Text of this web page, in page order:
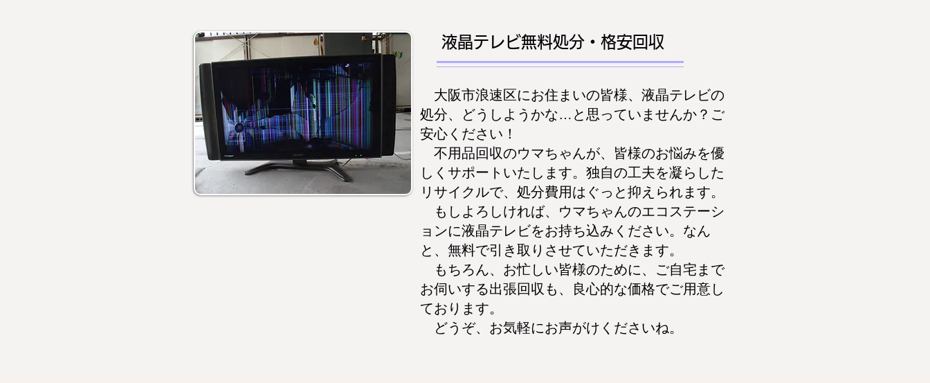
液晶テレビ無料処分・格安回収
大阪市浪速区にお住まいの皆様、液晶テレビの
処分、どうしようかな…と思っていませんか？ご
安心ください！
不用品回収のウマちゃんが、皆様のお悩みを優
しくサポートいたします。独自の工夫を凝らした
リサイクルで、処分費用はぐっと抑えられます。
もしよろしければ、ウマちゃんのエコステーシ
ョンに液晶テレビをお持ち込みください。なん
と、無料で引き取りさせていただきます。
もちろん、お忙しい皆様のために、ご自宅まで
お伺いする出張回収も、良心的な価格でご用意し
ております。
どうぞ、お気軽にお声がけくださいね。